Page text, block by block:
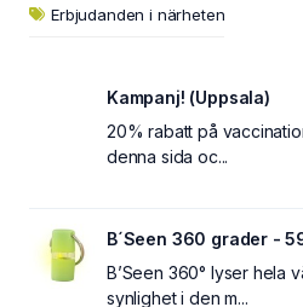
Erbjudanden i närheten
Kampanj! (Uppsala)
20% rabatt på
denna sida oc...
B´Seen 360 grader -
B’Seen 360° lyser hela
synlighet i den m...